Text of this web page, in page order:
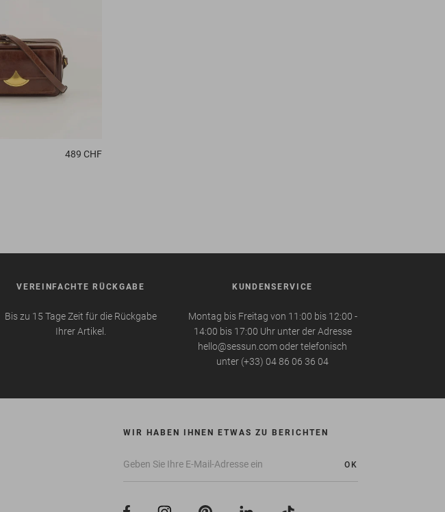
489 CHF
VEREINFACHTE RÜCKGABE
Bis zu 15 Tage Zeit für die Rückgabe
Ihrer Artikel.
KUNDENSERVICE
Montag bis Freitag von 11:00 bis 12:00 -
14:00 bis 17:00 Uhr unter der Adresse
hello@sessun.com oder telefonisch
unter (+33) 04 86 06 36 04
WIR HABEN IHNEN ETWAS ZU BERICHTEN
OK